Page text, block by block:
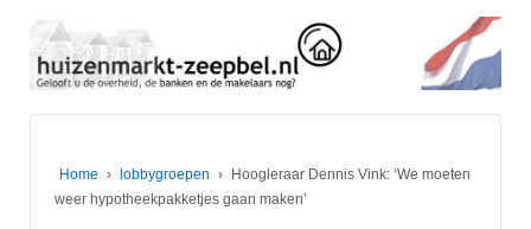
Home › lobbygroepen ›
Hoogleraar Dennis Vink: ‘We moeten
weer hypotheekpakketjes gaan maken’